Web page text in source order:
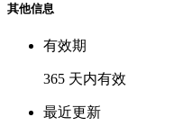
其他信息
有效期
365 天内有效
最近更新